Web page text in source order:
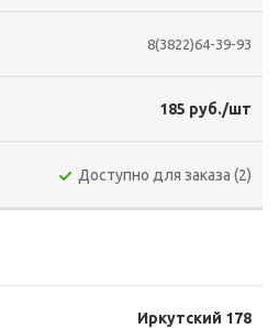
8(3822)64-39-93
185 руб./шт
Доступно для заказа (2)
Иркутский 178